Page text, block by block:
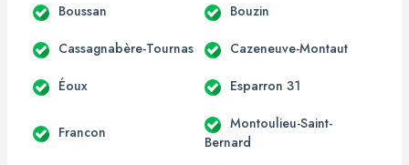
Boussan Bouzin
Cassagnabère-Tournas Cazeneuve-Montaut
Éoux Esparron 31
Francon
Montoulieu-Saint-
Bernard